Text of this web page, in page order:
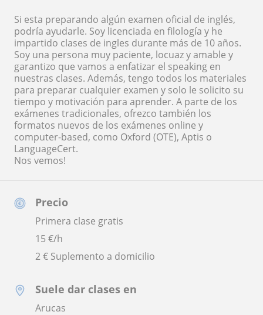
Precio
Primera clase gratis
15€/h
2 € Suplemento a domicilio
Suele dar clases en
Arucas
Si esta preparando algún examen oficial de inglés,
podría ayudarle. Soy licenciada en filología y he
impartido clases de ingles durante más de 10 años.
Soy una persona muy paciente, locuaz y amable y
garantizo que vamos a enfatizar el speaking en
nuestras clases. Además, tengo todos los materiales
para preparar cualquier examen y solo le solicito su
tiempo y motivación para aprender. A parte de los
exámenes tradicionales, ofrezco también los
formatos nuevos de los exámenes online y
computer-based, como Oxford (OTE), Aptis o
LanguageCert.
Nos vemos!